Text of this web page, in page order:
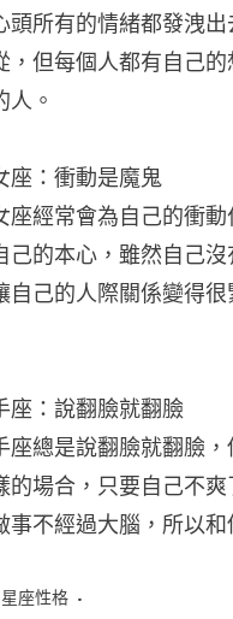
頭所有的情緒都發洩
，但每個人都有自己
人。
：衝動是魔鬼
常會為自己的衝動
己的本心，雖然自己
自己的人際關係變得
：說翻臉就翻臉
是說翻臉就翻臉，
的場合，只要自己不
事不經過大腦，所以
星座性格